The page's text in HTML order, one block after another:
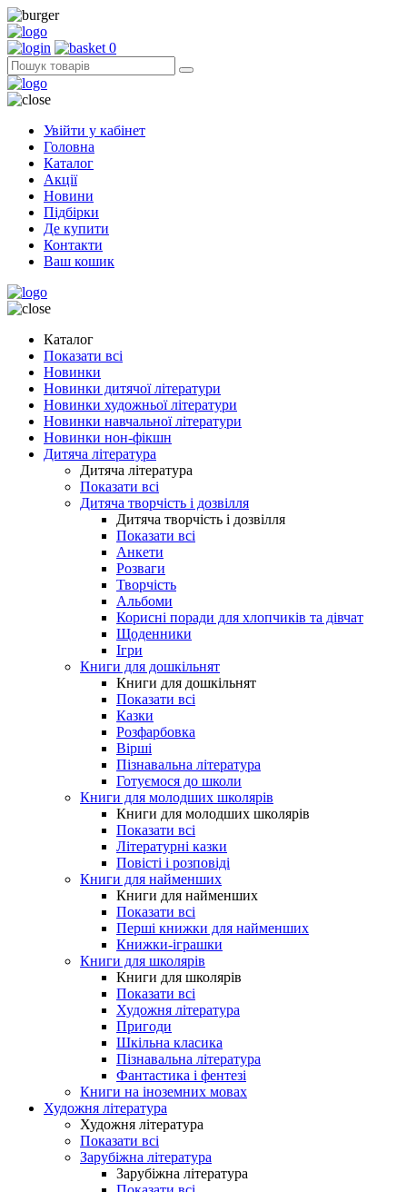
0
Увійти у кабінет
Головна
Каталог
Акції
Новини
Підбірки
Де купити
Контакти
Ваш кошик
Каталог
Показати всі
Новинки
Новинки дитячої літератури
Новинки художньої літератури
Новинки навчальної літератури
Новинки нон-фікшн
Дитяча література
Дитяча література
Показати всі
Дитяча творчість і дозвілля
Дитяча творчість і дозвілля
Показати всі
Анкети
Розваги
Творчість
Альбоми
Корисні поради для хлопчиків та дівчат
Щоденники
Ігри
Книги для дошкільнят
Книги для дошкільнят
Показати всі
Казки
Розфарбовка
Вірші
Пізнавальна література
Готуємося до школи
Книги для молодших школярів
Книги для молодших школярів
Показати всі
Літературні казки
Повісті і розповіді
Книги для найменших
Книги для найменших
Показати всі
Перші книжки для найменших
Книжки-іграшки
Книги для школярів
Книги для школярів
Показати всі
Художня література
Пригоди
Шкільна класика
Пізнавальна література
Фантастика і фентезі
Книги на іноземних мовах
Художня література
Художня література
Показати всі
Зарубіжна література
Зарубіжна література